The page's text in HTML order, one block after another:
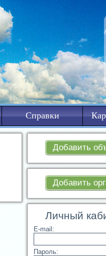
Справки
Добавить
Добавить
Личный
E-mail:
Пароль: